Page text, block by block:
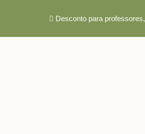
Desconto para professores,